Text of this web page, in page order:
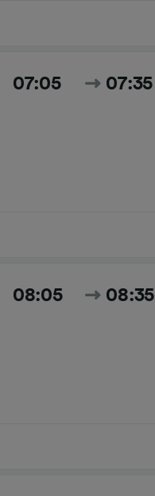
07:05 07:35
08:05 08:35